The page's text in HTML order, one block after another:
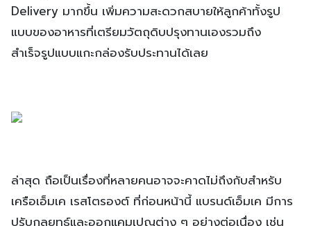
Delivery มากขึ้น เพิ่มความสะดวกสบายให้ลูกค้าทั้งรูป
แบบของอาหารที่เตรียมวัตถุดิบปรุงทานเองรวมถึง
สำเร็จรูปแบบแกะกล่องรับประทานได้เลย
ล่าสุด ถือเป็นเรื่องที่หลายคนอาจจะคาดไม่ถึงกับสำหรับ
เครือเอ็มเค เรสโตรองต์ ที่ก่อนหน้านี้ แบรนด์เอ็มเค มีการ
ปรับกลยุทธ์และออกแคมเปญต่าง ๆ อย่างต่อเนื่อง เช่น